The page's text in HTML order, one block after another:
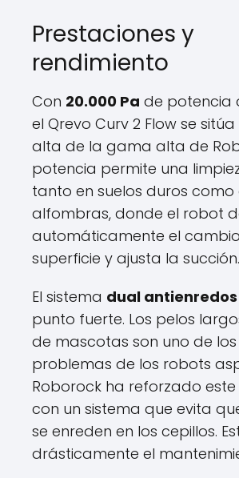
Prestaciones y
rendimiento
Con 20.000 Pa de potencia
el Qrevo Curv 2 Flow se
alta de la gama alta de
potencia permite una
tanto en suelos duros como
alfombras, donde el robot
automáticamente el
superficie y ajusta la succión.
El sistema dual antienredos
punto fuerte. Los pelos
de mascotas son uno de
problemas de los robots
Roborock ha reforzado
con un sistema que evita
se enreden en los cepillos.
drásticamente el